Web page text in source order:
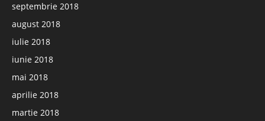
septembrie 2018
august 2018
iulie 2018
iunie 2018
mai 2018
aprilie 2018
martie 2018